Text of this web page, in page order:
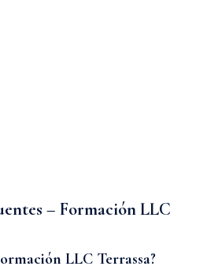
– Formación LLC
LLC Terrassa?